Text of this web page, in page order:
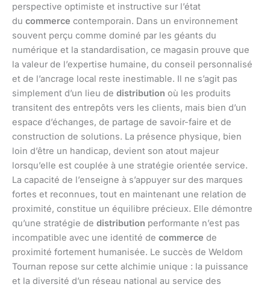
perspective optimiste et instructive sur l’état
du commerce contemporain. Dans un environnement
souvent perçu comme dominé par les géants du
numérique et la standardisation, ce magasin prouve que
la valeur de l’expertise humaine, du conseil personnalisé
et de l’ancrage local reste inestimable. Il ne s’agit pas
simplement d’un lieu de distribution où les produits
transitent des entrepôts vers les clients, mais bien d’un
espace d’échanges, de partage de savoir-faire et de
construction de solutions. La présence physique, bien
loin d’être un handicap, devient son atout majeur
lorsqu’elle est couplée à une stratégie orientée service.
La capacité de l’enseigne à s’appuyer sur des marques
fortes et reconnues, tout en maintenant une relation de
proximité, constitue un équilibre précieux. Elle démontre
qu’une stratégie de distribution performante n’est pas
incompatible avec une identité de commerce de
proximité fortement humanisée. Le succès de Weldom
Tournan repose sur cette alchimie unique : la puissance
et la diversité d’un réseau national au service des